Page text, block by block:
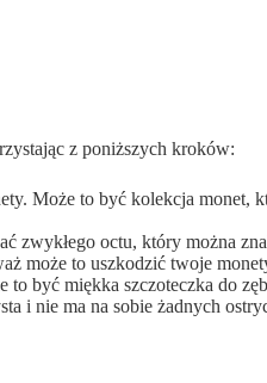
z poniższych kroków:
Może to być kolekcja monet,
zwykłego octu, który można
może to uszkodzić twoje
być miękka szczoteczka do
i nie ma na sobie żadnych